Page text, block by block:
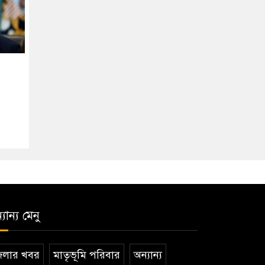
মেনু
খবর মাতৃভূমি পরিবার অন্যান্য